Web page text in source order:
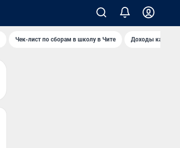
Чек-лист по сборам в школу в Чите Доходы